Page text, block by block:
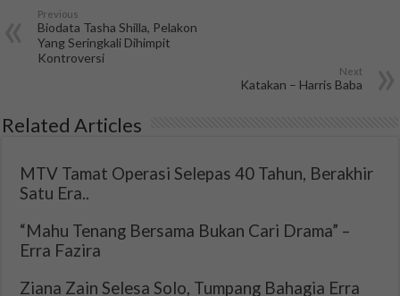
Previous
Biodata Tasha Shilla, Pelakon
Yang Seringkali Dihimpit
Kontroversi
Next
Katakan – Harris Baba
Related Articles
MTV Tamat Operasi Selepas 40 Tahun, Berakhir
Satu Era..
“Mahu Tenang Bersama Bukan Cari Drama” –
Erra Fazira
Ziana Zain Selesa Solo, Tumpang Bahagia Erra